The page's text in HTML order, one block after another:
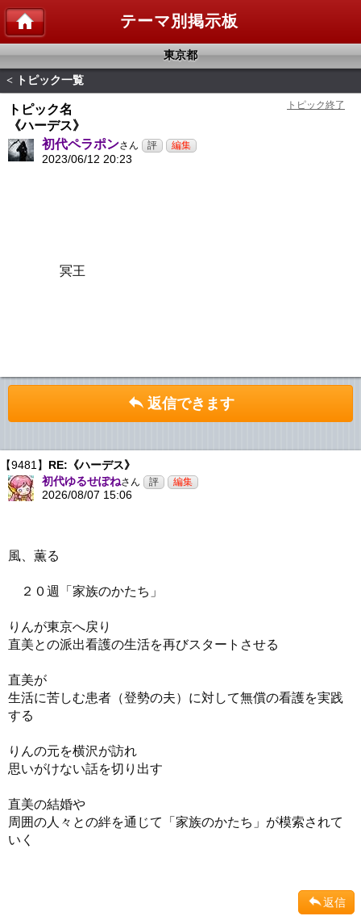
テーマ別掲示板
東京都
< トピック一覧
トピック名
《ハーデス》
初代ペラポンさん
2023/06/12 20:23
冥王
返信できます
【9481】 RE:《ハーデス》
初代ゆるせぽねさん
2026/08/07 15:06
風、薫る
２０週「家族のかたち」
りんが東京へ戻り
直美との派出看護の生活を再びスタートさせる
直美が
生活に苦しむ患者（登勢の夫）に対して無償の看護を実践
する
りんの元を横沢が訪れ
思いがけない話を切り出す
直美の結婚や
周囲の人々との絆を通じて「家族のかたち」が模索されて
いく
返信